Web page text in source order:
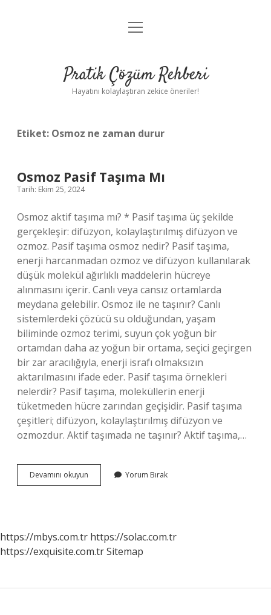
Anasayfa
Yasal Uyarı
menüyü
Pratik Çözüm Rehberi
Hayatını kolaylaştıran zekice öneriler!
Etiket: Osmoz ne zaman durur
Osmoz Pasif Taşıma Mı
Tarih: Ekim 25, 2024
Osmoz aktif taşıma mı? * Pasif taşıma üç şekilde
gerçekleşir: difüzyon, kolaylaştırılmış difüzyon ve
ozmoz. Pasif taşıma osmoz nedir? Pasif taşıma,
enerji harcanmadan ozmoz ve difüzyon kullanılarak
düşük molekül ağırlıklı maddelerin hücreye
alınmasını içerir. Canlı veya cansız ortamlarda
meydana gelebilir. Osmoz ile ne taşınır? Canlı
sistemlerdeki çözücü su olduğundan, yaşam
biliminde ozmoz terimi, suyun çok yoğun bir
ortamdan daha az yoğun bir ortama, seçici geçirgen
bir zar aracılığıyla, enerji israfı olmaksızın
aktarılmasını ifade eder. Pasif taşıma örnekleri
nelerdir? Pasif taşıma, moleküllerin enerji
tüketmeden hücre zarından geçişidir. Pasif taşıma
çeşitleri; difüzyon, kolaylaştırılmış difüzyon ve
ozmozdur. Aktif taşımada ne taşınır? Aktif taşıma,…
Devamını okuyun
Pasif
Yorum Bırak
https://mbys.com.tr https://solac.com.tr
https://exquisite.com.trSitemap